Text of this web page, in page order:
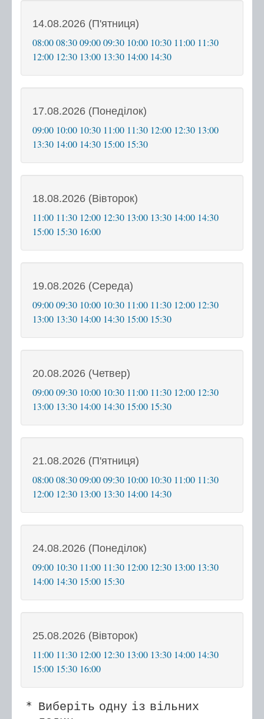
Міністерство у справах ветеранів України
е-Ветеран
Послуги за категоріями
Державні послуги онлайн
Запис на прийом
Мобільний адміністратор
Перелік послуг
Контакти
Центр надання адміністративних послуг
Центр рекрутингу української армії
14.08.2026 (П'ятниця)
08:0008:3009:0009:30 10:00 10:30 11:00 11:30
12:00 12:30 13:00 13:30 14:00 14:30
17.08.2026 (Понеділок)
09:00 10:00 10:30 11:00 11:30 12:00 12:30 13:00
13:30 14:00 14:30 15:00 15:30
18.08.2026 (Вівторок)
11:00 11:30 12:00 12:30 13:00 13:30 14:00 14:30
15:00 15:30 16:00
19.08.2026 (Середа)
09:0009:30 10:00 10:30 11:00 11:30 12:00 12:30
13:00 13:30 14:00 14:30 15:00 15:30
20.08.2026 (Четвер)
09:0009:30 10:00 10:30 11:00 11:30 12:00 12:30
13:00 13:30 14:00 14:30 15:00 15:30
21.08.2026 (П'ятниця)
08:0008:3009:0009:30 10:00 10:30 11:00 11:30
12:00 12:30 13:00 13:30 14:00 14:30
24.08.2026 (Понеділок)
09:00 10:30 11:00 11:30 12:00 12:30 13:00 13:30
14:00 14:30 15:00 15:30
25.08.2026 (Вівторок)
11:00 11:30 12:00 12:30 13:00 13:30 14:00 14:30
15:00 15:30 16:00
Виберіть одну із вільних